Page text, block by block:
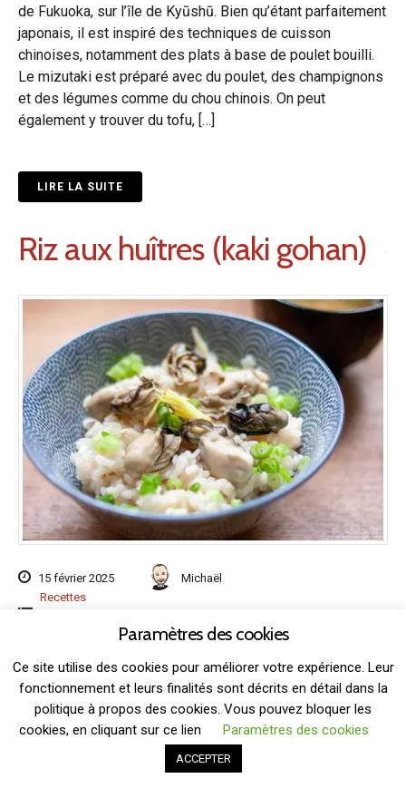
de Fukuoka, sur l’île de Kyūshū. Bien qu’étant parfaitement
japonais, il est inspiré des techniques de cuisson
chinoises, notamment des plats à base de poulet bouilli.
Le mizutaki est préparé avec du poulet, des champignons
et des légumes comme du chou chinois. On peut
également y trouver du tofu, […]
LIRE LA SUITE
Riz aux huîtres (kaki gohan)
15 février 2025
Michaël
Recettes
par une publication Instagram de notre amie de Kyoto qui
a commandé ce plat dans le restaurant Watatsune (わたつ
ね). Le lieu est spécialisé dans les nouilles soba maison
et sert également des plats saisonniers comme le kaki
gohan en hiver ou le tempura de congre (anago) en été.
Paramètres des cookies
Ce site utilise des cookies pour améliorer votre expérience. Leur
fonctionnement et leurs finalités sont décrits en détail dans la
politique à propos des cookies. Vous pouvez bloquer les
cookies, en cliquant sur ce lien
Paramètres des cookies
ACCEPTER